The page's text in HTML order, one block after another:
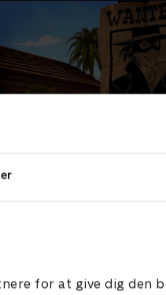
for at give dig den
der kæmper for